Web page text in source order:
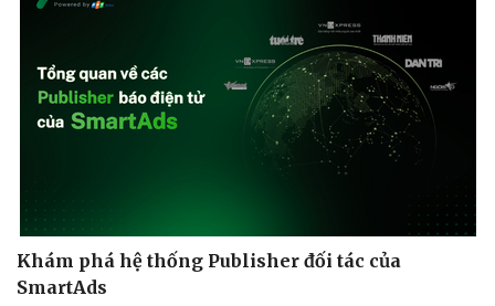
Sức khỏe
Nhi khoa
Nam khoa
Làm đẹp - giảm cân
Phòng mạch online
Tình
Khám phá hệ thống Publisher đối tác của
SmartAds